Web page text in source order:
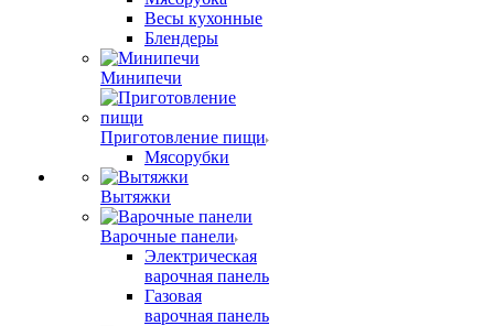
Весы кухонные
Блендеры
Минипечи
Приготовление пищи
Мясорубки
Вытяжки
Варочные панели
Электрическая
варочная панель
Газовая
варочная панель